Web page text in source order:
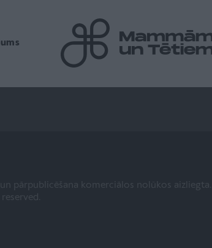
pārpublicēšana komerciālos nolūkos aizliegta.